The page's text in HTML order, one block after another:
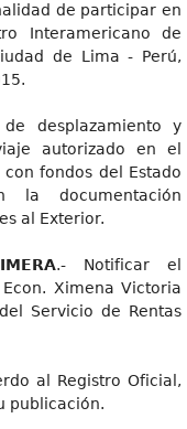
de participar en
Interamericano de
de Lima - Perú,
desplazamiento y
autorizado en el
fondos del Estado
la documentación
al Exterior.
.- Notificar el
Ximena Victoria
Servicio de Rentas
al Registro Oficial,
publicación.